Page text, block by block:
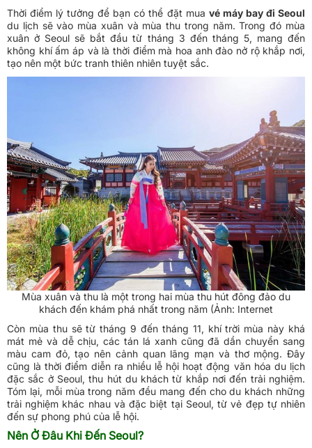
Thời điểm lý tưởng để bạn có thể đặt mua vé máy bay đi Seoul
du lịch sẽ vào mùa xuân và mùa thu trong năm. Trong đó mùa
xuân ở Seoul sẽ bắt đầu từ tháng 3 đến tháng 5, mang đến
không khí ấm áp và là thời điểm mà hoa anh đào nở rộ khắp nơi,
tạo nên một bức tranh thiên nhiên tuyệt sắc.
Mùa xuân và thu là một trong hai mùa thu hút đông đảo du
khách đến khám phá nhất trong năm (Ảnh: Internet
Còn mùa thu sẽ từ tháng 9 đến tháng 11, khí trời mùa này khá
mát mẻ và dễ chịu, các tán lá xanh cũng đã dần chuyển sang
màu cam đỏ, tạo nên cảnh quan lãng mạn và thơ mộng. Đây
cũng là thời điểm diễn ra nhiều lễ hội hoạt động văn hóa du lịch
đặc sắc ở Seoul, thu hút du khách từ khắp nơi đến trải nghiệm.
Tóm lại, mỗi mùa trong năm đều mang đến cho du khách những
trải nghiệm khác nhau và đặc biệt tại Seoul, từ vẻ đẹp tự nhiên
đến sự phong phú của lễ hội.
Nên Ở Đâu Khi Đến Seoul?